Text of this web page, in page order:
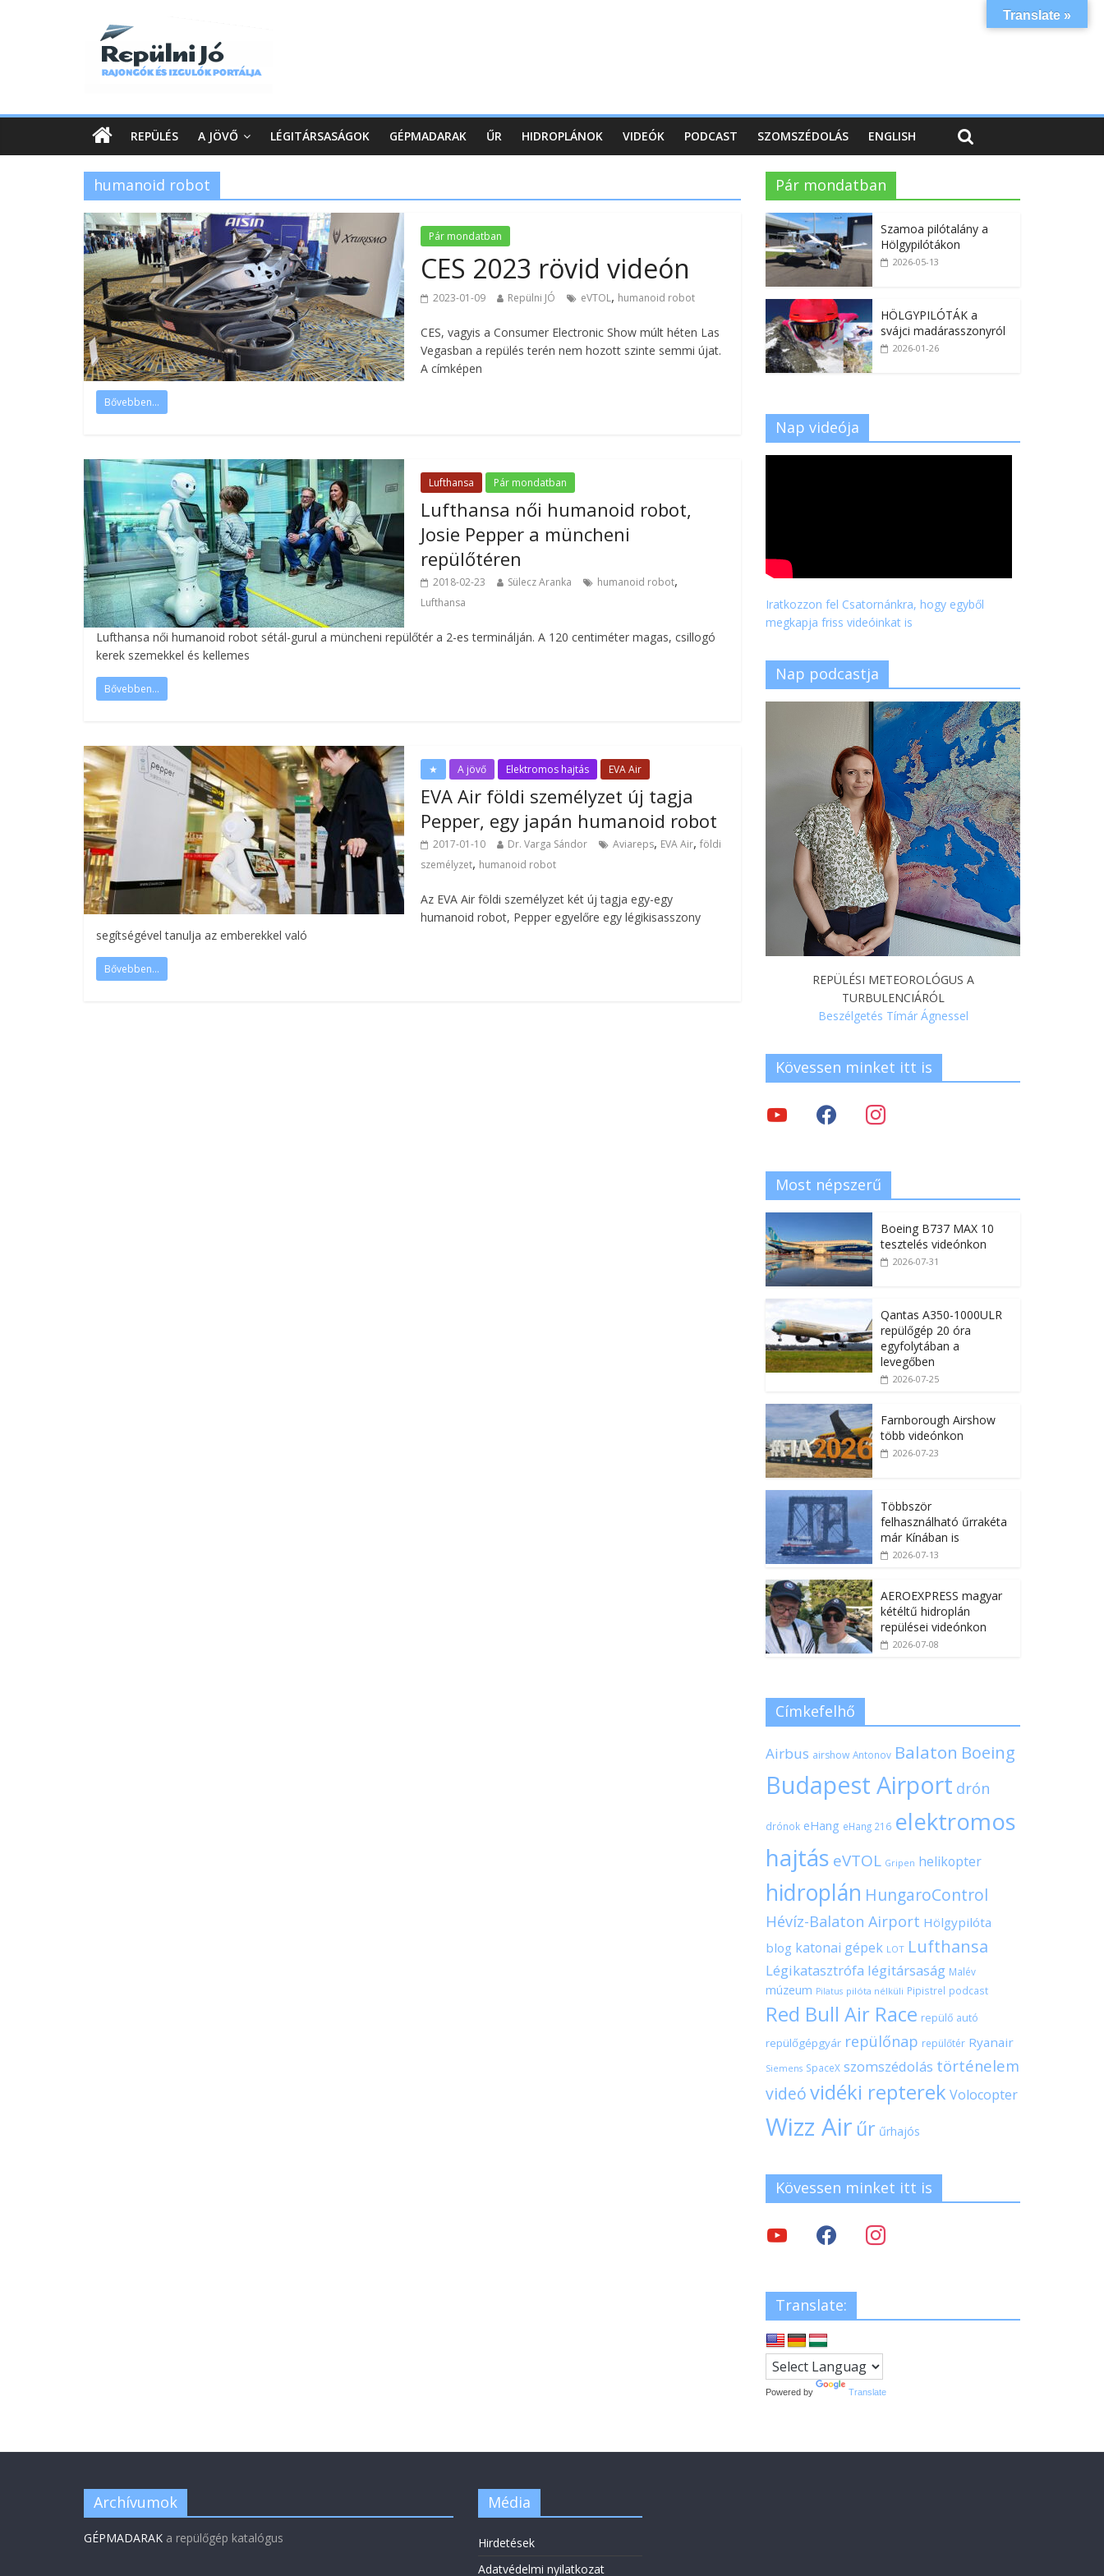
REPÜLÉS A JÖVŐ LÉGITÁRSASÁGOK GÉPMADARAK ŰR HIDROPLÁNOK VIDEÓK PODCAST SZOMSZÉDOLÁS ENGLISH
humanoid robot
Pár mondatban
CES 2023 rövid videón
2023-01-09 Repülni JÓ eVTOL, humanoid robot
CES, vagyis a Consumer Electronic Show múlt héten Las
Vegasban a repülés terén nem hozott szinte semmi újat.
A címképen
Bővebben...
Lufthansa Pár mondatban
Lufthansa női humanoid robot,
Josie Pepper a müncheni
repülőtéren
2018-02-23 Sülecz Aranka humanoid robot,
Lufthansa
Lufthansa női humanoid robot sétál-gurul a müncheni repülőtér a 2-es terminálján. A 120 centiméter magas, csillogó
kerek szemekkel és kellemes
Bővebben...
★ A jövő Elektromos hajtás EVA Air
EVA Air földi személyzet új tagja
Pepper, egy japán humanoid robot
2017-01-10 Dr. Varga Sándor Aviareps, EVA Air, földi
személyzet, humanoid robot
Az EVA Air földi személyzet két új tagja egy-egy
humanoid robot, Pepper egyelőre egy légikisasszony
segítségével tanulja az emberekkel való
Bővebben...
Pár mondatban
Szamoa pilótalány a
Hölgypilótákon
2026-05-13
HÖLGYPILÓTÁK a
svájci madárasszonyról
2026-01-26
Nap videója
Iratkozzon fel Csatornánkra, hogy egyből
megkapja friss videóinkat is
Nap podcastja
REPÜLÉSI METEOROLÓGUS A
TURBULENCIÁRÓL
Beszélgetés Tímár Ágnessel
Kövessen minket itt is
Most népszerű
Boeing B737 MAX 10
tesztelés videónkon
2026-07-31
Qantas A350-1000ULR
repülőgép 20 óra
egyfolytában a
levegőben
2026-07-25
Farnborough Airshow
több videónkon
2026-07-23
Többször
felhasználható űrrakéta
már Kínában is
2026-07-13
AEROEXPRESS magyar
kétéltű hidroplán
repülései videónkon
2026-07-08
Címkefelhő
Airbus airshow Antonov Balaton Boeing
Budapest Airport drón
drónok eHang eHang 216 elektromos
hajtás eVTOL Gripen helikopter
hidroplán HungaroControl
Hévíz-Balaton Airport Hölgypilóta
blog katonai gépek LOT Lufthansa
Légikatasztrófa légitársaság Malév
múzeum Pilatus pilóta nélküli Pipistrel podcast
Red Bull Air Race repülő autó
repülőgépgyár repülőnap repülőtér Ryanair
Siemens SpaceX szomszédolás történelem
videóvidéki repterek Volocopter
Wizz Air űr űrhajós
Kövessen minket itt is
Translate:
Powered by Translate
Archívumok
GÉPMADARAK a repülőgép katalógus
Média
Hirdetések
Adatvédelmi nyilatkozat
Translate »